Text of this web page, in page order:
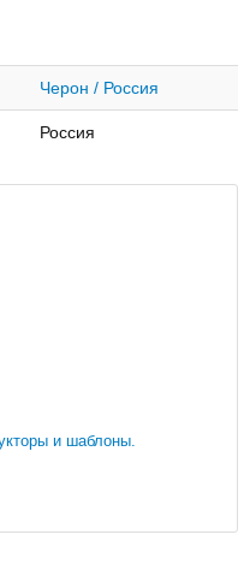
Черон / Россия
Россия
и шаблоны.